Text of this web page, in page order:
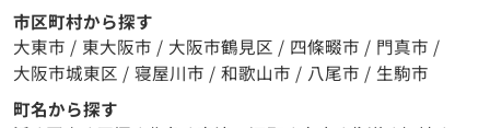
市区町村から探す
大東市 / 東大阪市 / 大阪市鶴見区 / 四條畷市 / 門真市 /
大阪市城東区 / 寝屋川市 / 和歌山市 / 八尾市 / 生駒市
町名から探す